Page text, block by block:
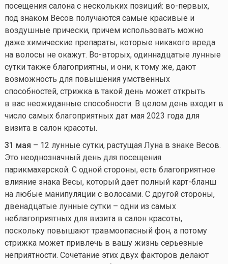
посещения салона с нескольких позиций: во-первых,
под знаком Весов получаются самые красивые и
воздушные прически, причем использовать можно
даже химические препараты, которые никакого вреда
на волосы не окажут. Во-вторых, одиннадцатые лунные
сутки также благоприятны, и они, к тому же, дают
возможность для повышения умственных
способностей, стрижка в такой день может открыть
в вас неожиданные способности. В целом день входит в
число самых благоприятных дат мая 2023 года для
визита в салон красоты.
31 мая – 12 лунные сутки, растущая Луна в знаке Весов.
Это неоднозначный день для посещения
парикмахерской. С одной стороны, есть благоприятное
влияние знака Весы, который дает полный карт-бланш
на любые манипуляции с волосами. С другой стороны,
двенадцатые лунные сутки – одни из самых
неблагоприятных для визита в салон красоты,
поскольку повышают травмоопасный фон, а потому
стрижка может привлечь в вашу жизнь серьезные
неприятности. Сочетание этих двух факторов делают